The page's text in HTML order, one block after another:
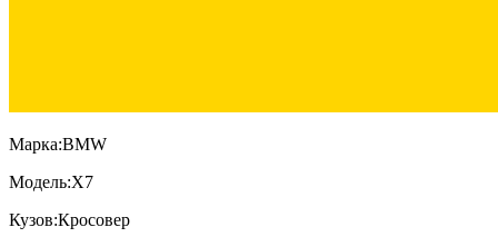
Марка:BMW
Модель:X7
Кузов:Кросовер